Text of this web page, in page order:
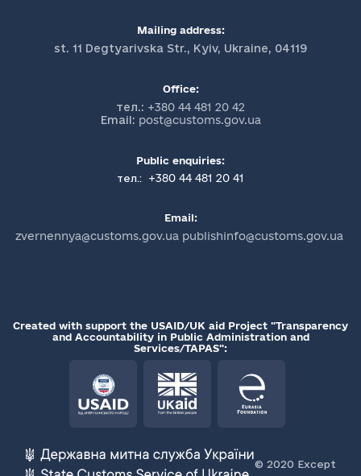
Mailing address:
st. 11 Degtyarivska Str., Kyiv, Ukraine, 04119
Office:
тел.: +380 44 481 20 42
Email: post@customs.gov.ua
Public enquiries:
тел.:
+380 44 481 20 41
Email:
zvernennya@customs.gov.ua publishinfo@customs.gov.ua
Created with support the USAID/UK aid Project "Transparency
and Accountability in Public Administration and
Services/TAPAS":
© 2020 Except